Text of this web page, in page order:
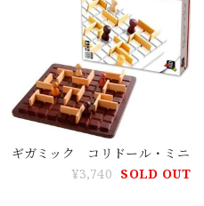
ギガミック コリドール・ミニ
¥3,740 SOLD OUT